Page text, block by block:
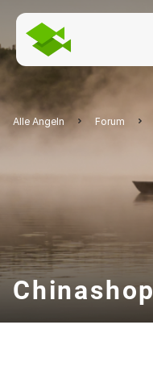
Alle Angeln Forum
Chinashop